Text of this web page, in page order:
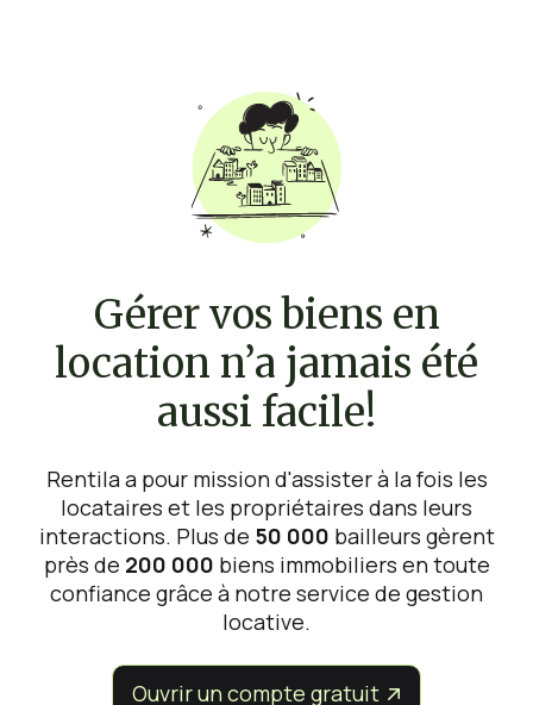
Gérer vos biens en
location n’a jamais été
aussi facile!
Rentila a pour mission d'assister à la fois les
locataires et les propriétaires dans leurs
interactions. Plus de 50 000 bailleurs gèrent
près de 200 000 biens immobiliers en toute
confiance grâce à notre service de gestion
locative.
Ouvrir un compte gratuit 